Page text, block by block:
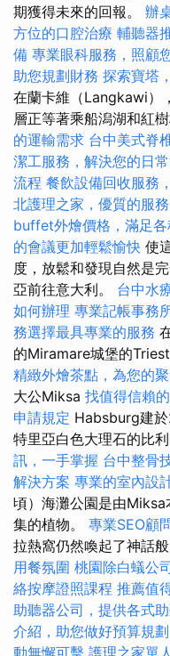
期獲得未來的回報。 辦
方位的口腔治療 輔聽器
備 專業眼科服務，照顧
助您規劃財務 探索寶塔
在蘭卡維（Langkawi）
層正等著乘船潟湖和紅樹
的運輸需求 台中美式脊
潔工服務，解決您的日
流程 餐飲設備回收服務
北護理之家，優質的服
buffet外燴價格，滿足
的會議更加輕鬆愉快 使
度，放鬆和發現自然是
亞前往意大利。 台中水
如何辦理 專業記帳事務
務選擇最具專業的服務
的Miramare城堡的
精緻外燴茶點，為您的
大公Miksa 找值得信賴
申請規定 Habsburg建
特里亞白色大理石的比利
訊，一手掌握 台中整骨
解決方案 專業的室內設
頃）海灘公園是由
集的植物。 專業SEO顧
拉熱窩仍然喚起了神話般
用餐氛圍 桃園除白蟻公
絡按摩證照課程 推薦值
助聽器公司，提供各式
介紹，助您做好預算規劃
動無懈可擊 護理之家單